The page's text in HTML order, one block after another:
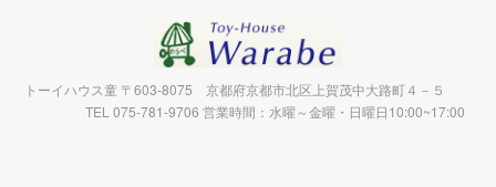
トーイハウス童 〒603-8075 京都府京都市北区上賀茂中大路町４－５
TEL 075-781-9706 営業時間：水曜～金曜・日曜日10:00~17:00